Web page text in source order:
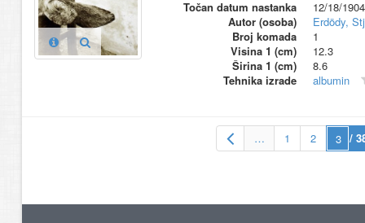
Točan datum nastanka
12/18/1904
Autor (osoba)
Erdödy,
Broj komada
1
Visina 1 (cm)
12.3
Širina 1 (cm)
8.6
Tehnika izrade
albumin
… 1 2 /